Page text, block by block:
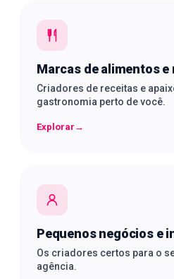
Marcas de alimentos
Criadores de receitas e
gastronomia perto de você.
Explorar →
Pequenos negócios e
Os criadores certos para o
agência.